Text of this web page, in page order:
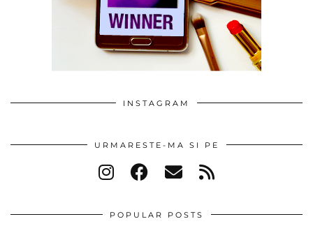
INSTAGRAM
URMARESTE-MA SI PE
POPULAR POSTS